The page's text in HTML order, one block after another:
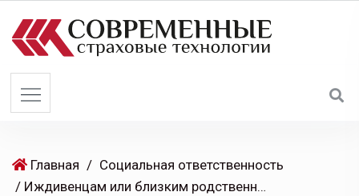
Главная / Социальная ответственность
/ Иждивенцам или близким родственникам погибших в результате обвала на руднике в Магаданской области положены страховые выплаты по ОСОПО от Страхового Дома ВСК